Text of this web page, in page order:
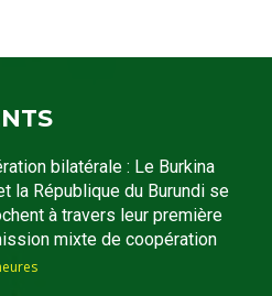
bilatérale : Le Burkina
la République du Burundi se
à travers leur première
mixte de coopération